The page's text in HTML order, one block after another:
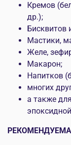
Кремов
др.);
Бисквитов
Мастики,
Желе,
Макарон;
Напитков
многих
а также